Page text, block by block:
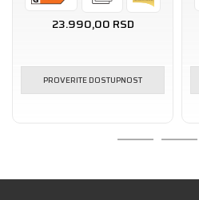
23.990,00 RSD
PROVERITE DOSTUPNOST